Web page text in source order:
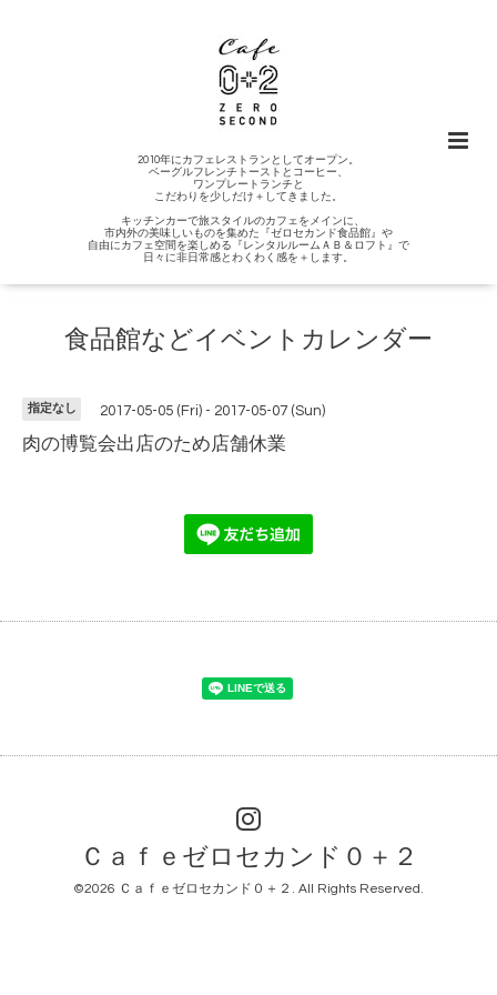
2010年にカフェレストランとしてオープン。
ベーグルフレンチトーストとコーヒー、
ワンプレートランチと
こだわりを少しだけ＋してきました。
キッチンカーで旅スタイルのカフェをメインに、
市内外の美味しいものを集めた『ゼロセカンド食品館』や
自由にカフェ空間を楽しめる『レンタルルームＡＢ＆ロフト』で
日々に非日常感とわくわく感を＋します。
食品館などイベントカレンダー
指定なし 2017-05-05 (Fri) - 2017-05-07 (Sun)
肉の博覧会出店のため店舗休業
Ｃａｆｅゼロセカンド０＋２
©2026 Ｃａｆｅゼロセカンド０＋２ . All Rights Reserved.